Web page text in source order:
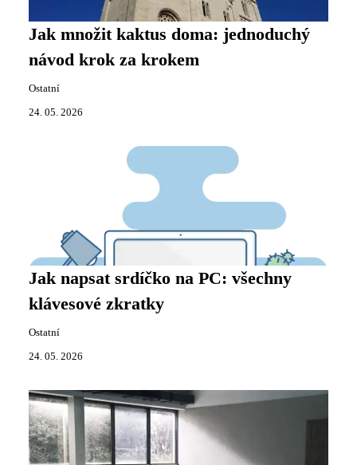
Jak množit kaktus doma: jednoduchý
návod krok za krokem
Ostatní
24. 05. 2026
Jak napsat srdíčko na PC: všechny
klávesové zkratky
Ostatní
24. 05. 2026